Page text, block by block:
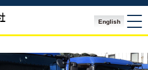
English